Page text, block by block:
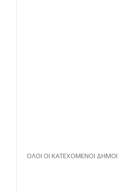
ΟΛΟΙ ΟΙ ΚΑΤΕΧΟΜΕΝΟΙ ΔΗΜΟΙ